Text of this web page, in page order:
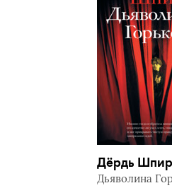
Дёрдь
Дьяволина